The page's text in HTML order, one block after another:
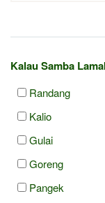
Kalau Samba
Randang
Kalio
Gulai
Goreng
Pangek